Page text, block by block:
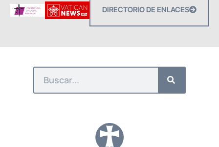
DIRECTORIO DE ENLACES